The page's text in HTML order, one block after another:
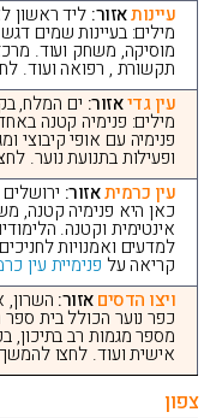
עיינותאזור: ליד ראשון
מילים: בעיינות שמים
מוסיקה, משחק ועוד.
תקשורת , רפואה ועוד.
עין גדיאזור: ים המלח,
מילים: פנימיה קטנה
פנימיה עם אופי קיבוצי
ופעילות בתנועת נוער.
עין כרמיתאזור:
כאן היא פנימיה קטנה,
אינטימית וקטנה.
למדעים ואמנויות
קריאה על פנימיית עין
ויצו הדסיםאזור: השרון,
כפר נוער הכולל בית ספר
מספר מגמות רב בתיכון,
אישית ועוד. לחצו
צפון